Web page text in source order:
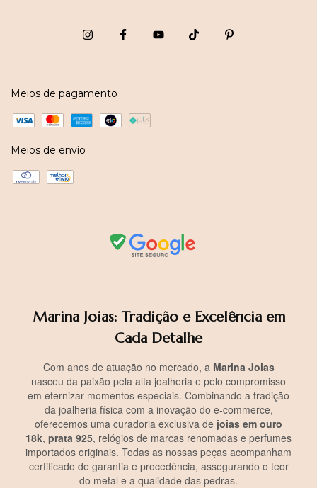
Meios de pagamento
Meios de envio
Marina Joias: Tradição e Excelência em
Cada Detalhe
Com anos de atuação no mercado, a Marina Joias
nasceu da paixão pela alta joalheria e pelo compromisso
em eternizar momentos especiais. Combinando a tradição
da joalheria física com a inovação do e-commerce,
oferecemos uma curadoria exclusiva de joias em ouro
18k, prata 925, relógios de marcas renomadas e perfumes
importados originais. Todas as nossas peças acompanham
certificado de garantia e procedência, assegurando o teor
do metal e a qualidade das pedras.